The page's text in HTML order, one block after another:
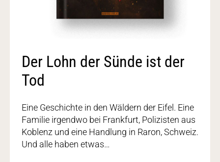
Der Lohn der Sünde ist der
Tod
Eine Geschichte in den Wäldern der Eifel. Eine
Familie irgendwo bei Frankfurt, Polizisten aus
Koblenz und eine Handlung in Raron, Schweiz.
Und alle haben etwas…